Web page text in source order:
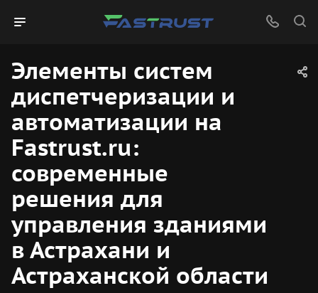
Элементы систем
диспетчеризации и
автоматизации на
Fastrust.ru:
современные
решения для
управления зданиями
в Астрахани и
Астраханской области